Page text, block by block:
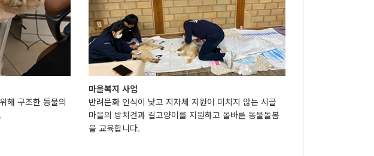
해 구조한 동물의
마을복지 사업
반려문화 인식이 낮고 지자체 지원이 미치지 않는 시골
마을의 방치견과 길고양이를 지원하고 올바론 동물돌봄
을 교육합니다.